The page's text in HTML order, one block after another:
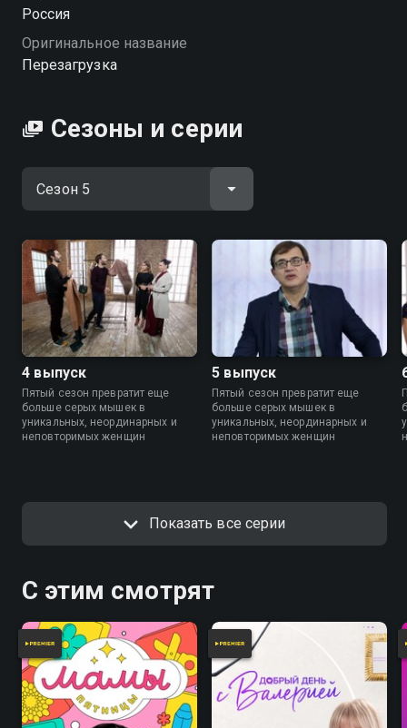
только обновить гардероб и образ, но и разобраться
обрести новые взгляды на будущее.
«Перезагрузка» — смотрите онлайн в хорошем
Посмотреть онлайн 5 сезон сериала Перезагрузка
качестве на Смотрёшке
Россия
Оригинальное название
Перезагрузка
Сезоны и серии
4 выпуск
Пятый сезон превратит еще
больше серых мышек в
уникальных, неординарных и
неповторимых женщин
5 выпуск
Пятый сезон превратит еще
больше серых мышек в
уникальных, неординарных и
неповторимых женщин
Показать все серии
С этим смотрят